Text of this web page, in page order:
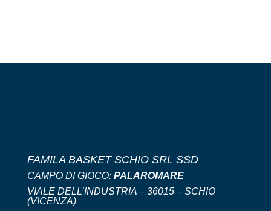
FAMILA BASKET SCHIO SRL SSD
CAMPO DI GIOCO: PALAROMARE
VIALE DELL’INDUSTRIA – 36015 – SCHIO
(VICENZA)